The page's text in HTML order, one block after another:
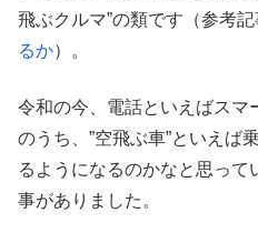
飛ぶクルマ”の類です（参考記
るか）。
令和の今、電話といえばスマ
のうち、”空飛ぶ車”といえば
るようになるのかなと思っ
事がありました。